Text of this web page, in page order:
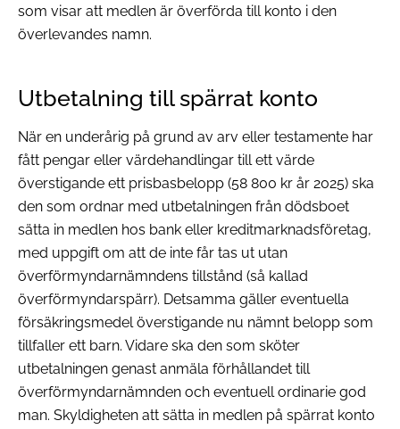
som visar att medlen är överförda till konto i den
överlevandes namn.
Utbetalning till spärrat konto
När en underårig på grund av arv eller testamente har
fått pengar eller värdehandlingar till ett värde
överstigande ett prisbasbelopp (58 800 kr år 2025) ska
den som ordnar med utbetalningen från dödsboet
sätta in medlen hos bank eller kreditmarknadsföretag,
med uppgift om att de inte får tas ut utan
överförmyndarnämndens tillstånd (så kallad
överförmyndarspärr). Detsamma gäller eventuella
försäkringsmedel överstigande nu nämnt belopp som
tillfaller ett barn. Vidare ska den som sköter
utbetalningen genast anmäla förhållandet till
överförmyndarnämnden och eventuell ordinarie god
man. Skyldigheten att sätta in medlen på spärrat konto